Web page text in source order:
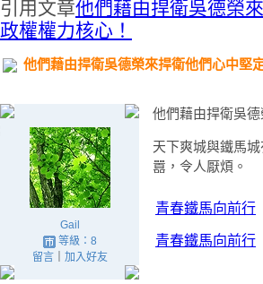
引用文章他們藉由捍衛吳德榮
政權權力核心！
他們藉由捍衛吳德榮來捍衛他們心中堅
Gail
等級：8
留言｜ 加入好友
他們藉由捍衛吳
天下爽城與鐵馬
囂，令人厭煩。
青春鐵馬向前行
青春鐵馬向前行